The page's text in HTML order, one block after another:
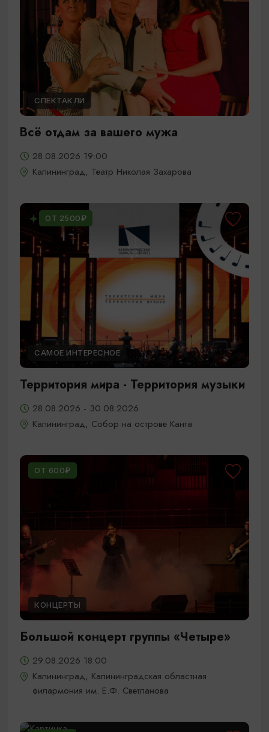
СПЕКТАКЛИ
Всё отдам за вашего мужа
28.08.2026 19:00
Калининград, Театр Николая Захарова
ОТ 2500₽
САМОЕ ИНТЕРЕСНОЕ
Территория мира - Территория музыки
28.08.2026 - 30.08.2026
Калининград, Собор на острове Канта
ОТ 600₽
КОНЦЕРТЫ
Большой концерт группы «Четыре»
29.08.2026 18:00
Калининград, Калининградская областная
филармония им. Е.Ф. Светланова